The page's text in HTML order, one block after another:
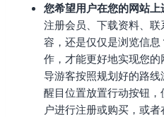
您希望用户在您的网站上
注册会员、下载资料、
容，还是仅仅是浏览信
作，才能更好地实现您
导游客按照规划好的路
醒目位置放置行动按钮
户进行注册或购买，或